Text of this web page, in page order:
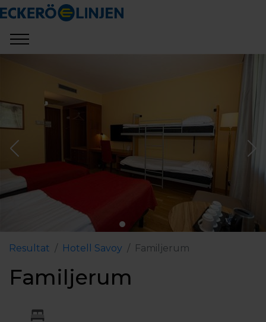
Resultat Hotell Savoy Familjerum
Familjerum